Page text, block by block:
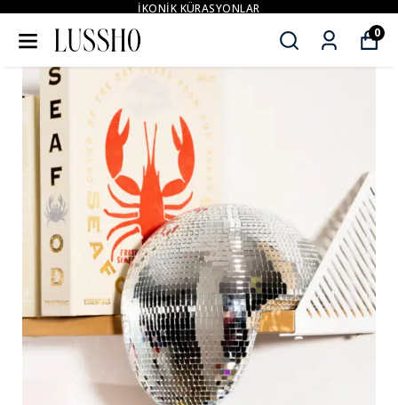
İKONİK KÜRASYONLAR
0